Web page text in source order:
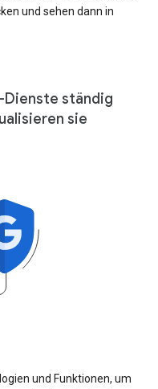
und sehen dann in
ständig
sie
und Funktionen, um